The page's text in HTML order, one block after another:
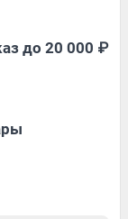
до 20 000 ₽